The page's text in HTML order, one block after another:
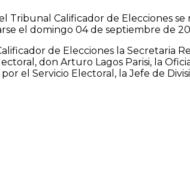
Tribunal Calificador de Elecciones
el domingo 04 de septiembre de
de Elecciones la Secretaria
don Arturo Lagos Parisi, la
el Servicio Electoral, la Jefe de